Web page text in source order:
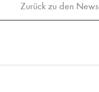
Zurück zu den News